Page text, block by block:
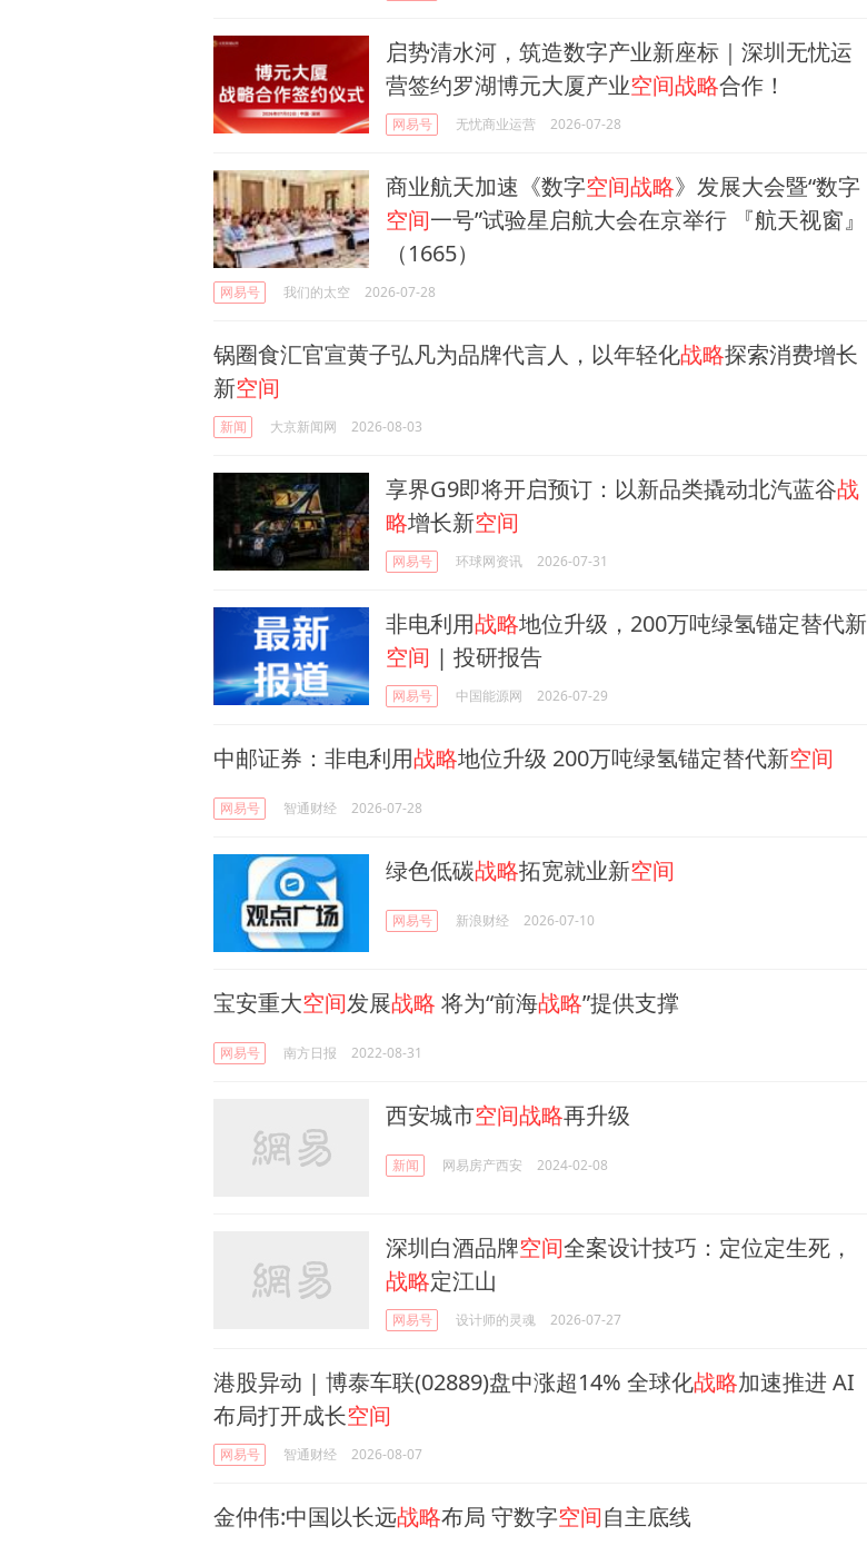
启势清水河，筑造数字产业新座标｜深圳无忧运
营签约罗湖博元大厦产业空间战略合作！
网易号 无忧商业运营 2026-07-28
商业航天加速《数字空间战略》发展大会暨“数字
空间一号”试验星启航大会在京举行 『航天视窗』
（1665）
网易号 我们的太空 2026-07-28
锅圈食汇官宣黄子弘凡为品牌代言人，以年轻化战略探索消费增长
新空间
新闻 大京新闻网 2026-08-03
享界G9即将开启预订：以新品类撬动北汽蓝谷战
略增长新空间
网易号 环球网资讯 2026-07-31
非电利用战略地位升级，200万吨绿氢锚定替代新
空间 | 投研报告
网易号 中国能源网 2026-07-29
中邮证券：非电利用战略地位升级 200万吨绿氢锚定替代新空间
网易号 智通财经 2026-07-28
绿色低碳战略拓宽就业新空间
网易号 新浪财经 2026-07-10
宝安重大空间发展战略 将为“前海战略”提供支撑
网易号 南方日报 2022-08-31
西安城市空间战略再升级
新闻 网易房产西安 2024-02-08
深圳白酒品牌空间全案设计技巧：定位定生死，
战略定江山
网易号 设计师的灵魂 2026-07-27
港股异动 | 博泰车联(02889)盘中涨超14% 全球化战略加速推进 AI
布局打开成长空间
网易号 智通财经 2026-08-07
金仲伟:中国以长远战略布局 守数字空间自主底线